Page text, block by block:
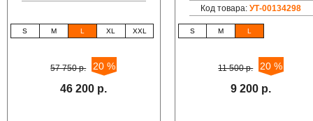
S M L XL XXL
57 750 р. 20 %
46 200 р.
Код товара:УТ-00134298
S M L
11 500 р. 20 %
9 200 р.